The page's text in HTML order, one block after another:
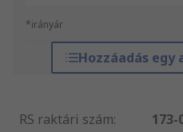
*irányár
Hozzáadás
RS raktári szám:
173-